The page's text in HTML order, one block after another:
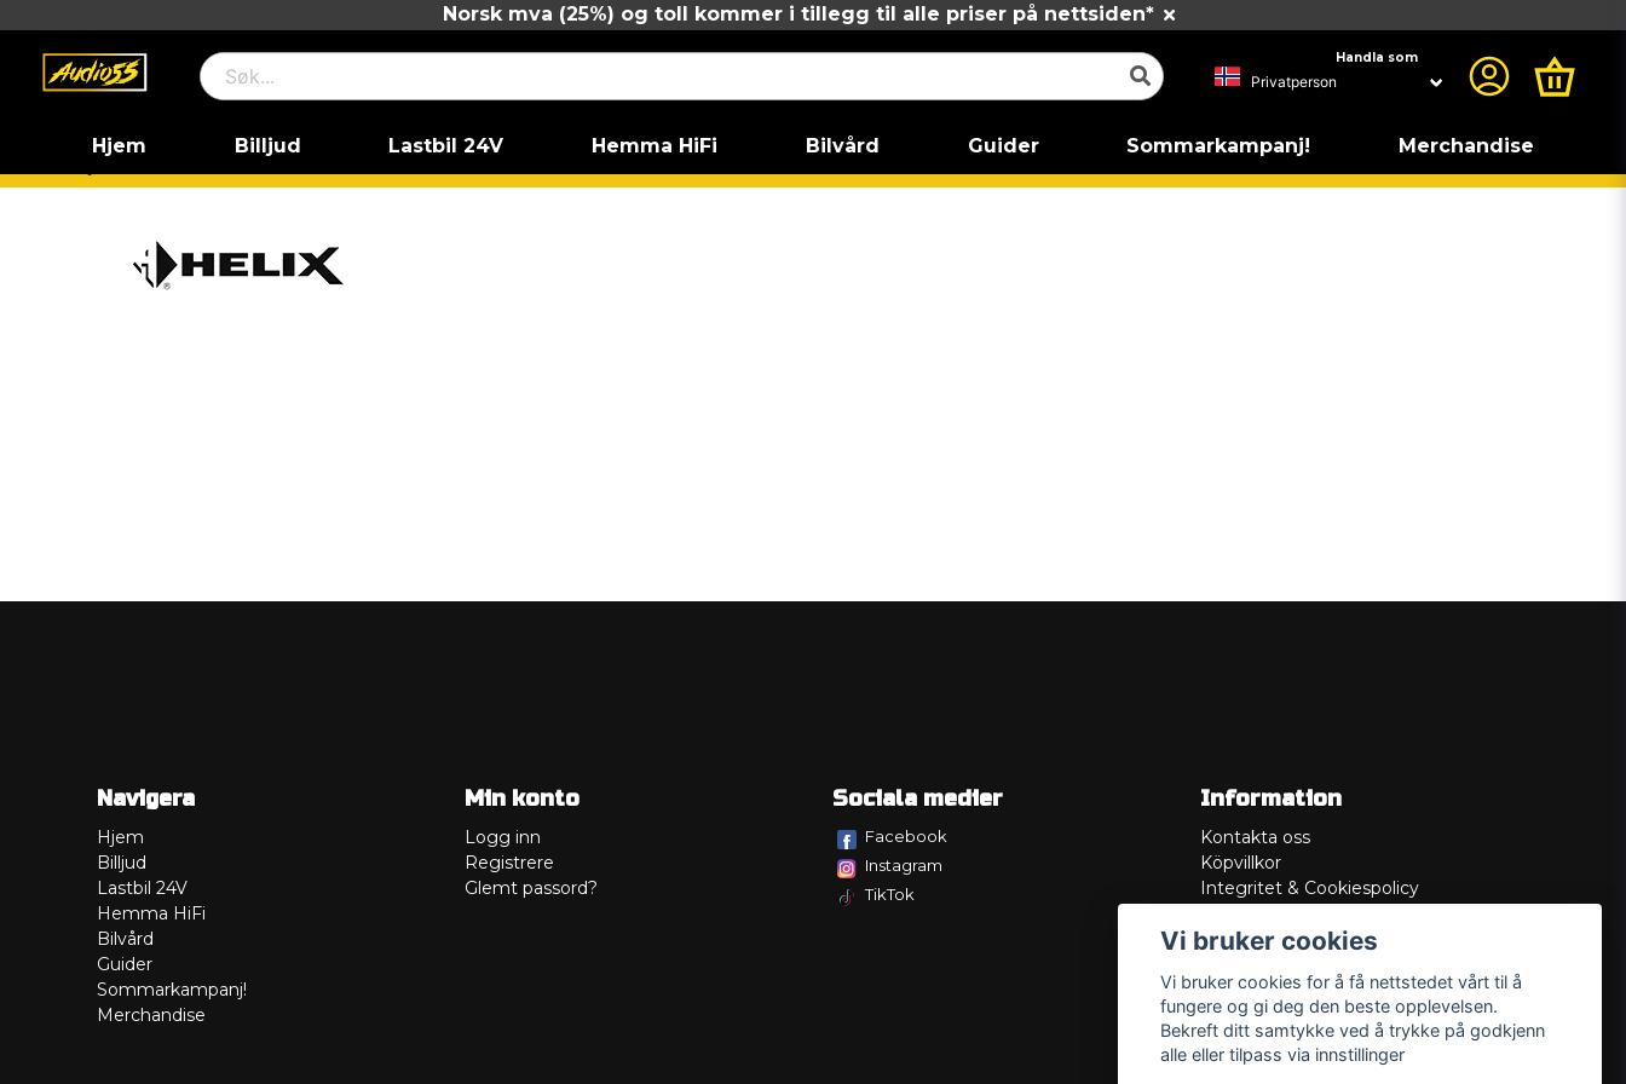
Norsk mva (25%) og toll kommer i tillegg til alle priser på nettsiden*
Handla som
Hjem Billjud Lastbil 24V Hemma HiFi Bilvård Guider Sommarkampanj! Merchandise
Navigera
Hjem
Billjud
Lastbil 24V
Hemma HiFi
Bilvård
Guider
Sommarkampanj!
Merchandise
Min konto
Logg inn
Registrere
Glemt passord?
Sociala medier
Facebook
Instagram
TikTok
Information
Kontakta oss
Köpvillkor
Integritet & Cookiespolicy
Service/Garanti
Lådritning
Om oss
Vi bruker cookies
Vi bruker cookies for å få nettstedet vårt til å
fungere og gi deg den beste opplevelsen.
Bekreft ditt samtykke ved å trykke på godkjenn
alle eller tilpass via innstillinger